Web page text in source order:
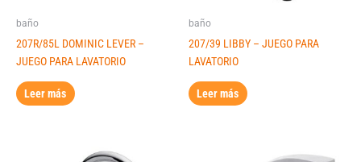
baño
207R/85L DOMINIC LEVER –
JUEGO PARA LAVATORIO
Leer más
baño
207/39 LIBBY – JUEGO PARA
LAVATORIO
Leer más